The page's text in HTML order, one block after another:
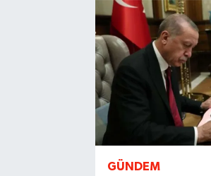
GÜNDEM